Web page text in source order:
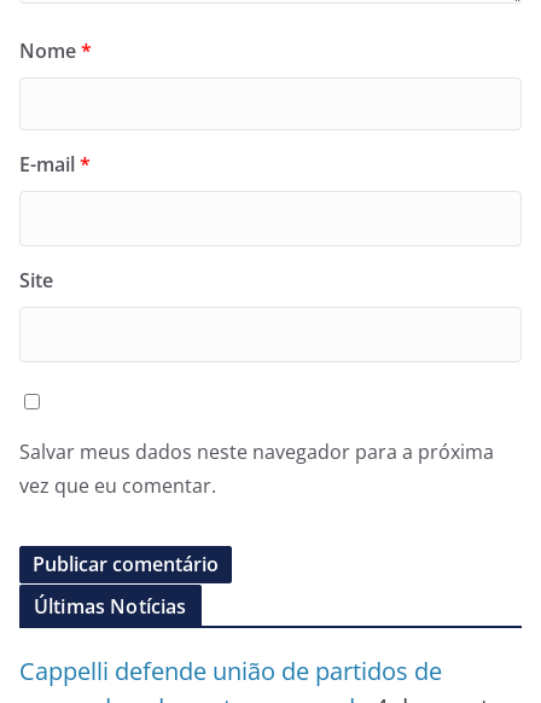
Nome*
E-mail*
Site
Salvar meus dados neste navegador para a próxima
vez que eu comentar.
Últimas Notícias
Cappelli defende união de partidos de